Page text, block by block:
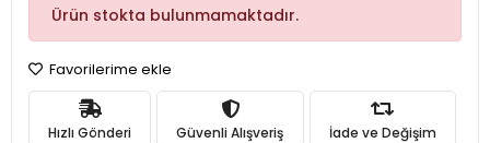
Ürün stokta bulunmamaktadır.
Favorilerime ekle
Hızlı Gönderi Güvenli Alışveriş İade ve Değişim